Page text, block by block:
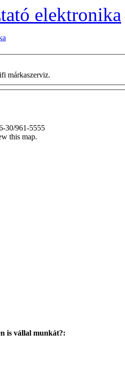
elektronika
márkaszerviz.
30/961-5555
this map.
is vállal munkát?: